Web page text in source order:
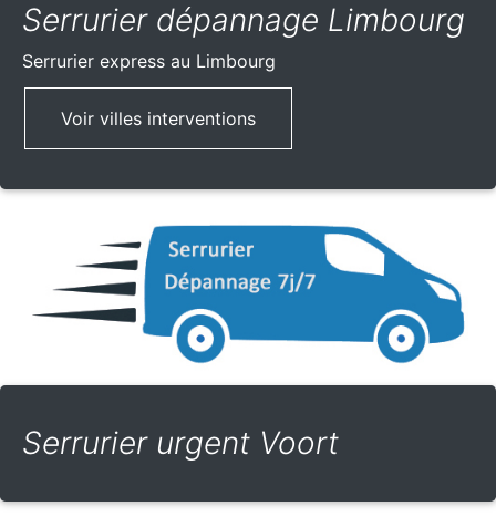
Serrurier dépannage Limbourg
Serrurier express au Limbourg
Voir villes interventions
Serrurier urgent Voort